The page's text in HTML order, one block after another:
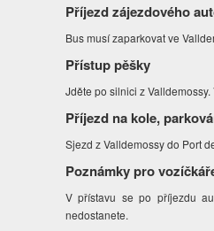
Příjezd zájezdového
Bus musí zaparkovat ve
Přístup pěšky
Jděte po silnici z
Příjezd na kole,
Sjezd z Valldemossy do Port
Poznámky pro
V přístavu se po příjezdu
nedostanete.